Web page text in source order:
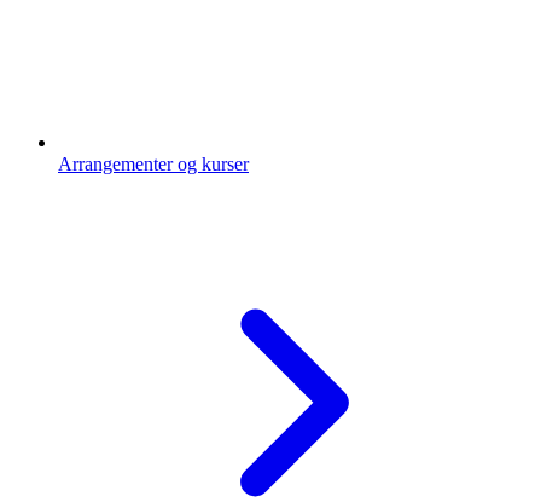
Arrangementer og kurser